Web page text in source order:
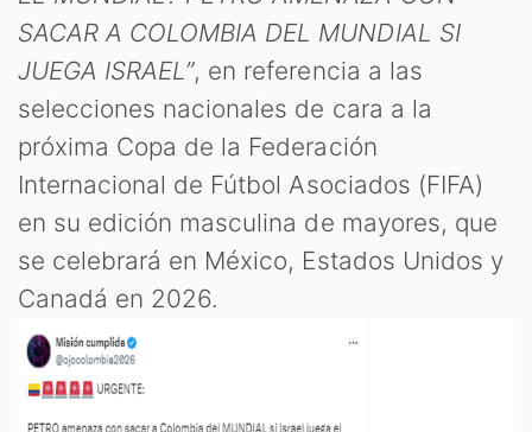
SACAR A COLOMBIA DEL MUNDIAL SI
JUEGA ISRAEL”, en referencia a las
selecciones nacionales de cara a la
próxima Copa de la Federación
Internacional de Fútbol Asociados (FIFA)
en su edición masculina de mayores, que
se celebrará en México, Estados Unidos y
Canadá en 2026.